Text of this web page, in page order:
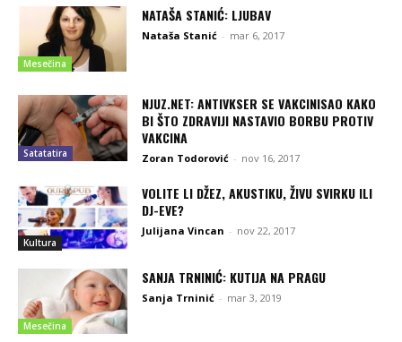
Mesečina
NATAŠA STANIĆ: LJUBAV
Nataša Stanić - mar 6, 2017
Satatatira
NJUZ.NET: ANTIVKSER SE VAKCINISAO KAKO
BI ŠTO ZDRAVIJI NASTAVIO BORBU PROTIV
VAKCINA
Zoran Todorović - nov 16, 2017
Kultura
VOLITE LI DŽEZ, AKUSTIKU, ŽIVU SVIRKU ILI
DJ-EVE?
Julijana Vincan - nov 22, 2017
Mesečina
SANJA TRNINIĆ: KUTIJA NA PRAGU
Sanja Trninić - mar 3, 2019